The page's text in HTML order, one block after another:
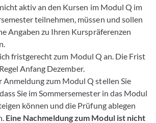
nicht aktiv an den Kursen im Modul Q im
teilnehmen, müssen und sollen
Angaben zu Ihren Kurspräferenzen
fristgerecht zum Modul Q an. Die Frist
Anfang Dezember.
Anmeldung zum Modul Q stellen Sie
Sie im Sommersemester in das Modul
können und die Prüfung ablegen
Eine Nachmeldung zum Modul ist nicht